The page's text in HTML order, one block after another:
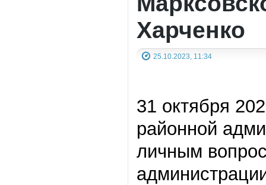
Харченко
25.10.2023, 11:34
31 октября
районной
личным